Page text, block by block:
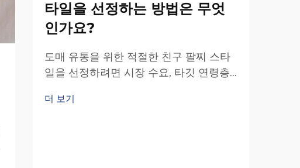
타일을 선정하는 방법은 무엇
인가요?
도매 유통을 위한 적절한 친구 팔찌 스타
일을 선정하려면 시장 수요, 타깃 연령층
적 접근이 필요합니다. 성공적인 도매 구
더 보기